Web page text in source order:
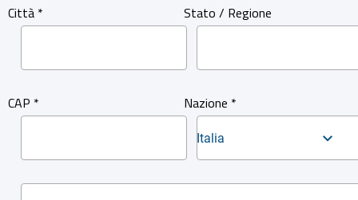
Città * Stato / Regione
CAP * Nazione *
Italia